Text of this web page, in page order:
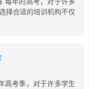
择合适的培训机构不仅
高考季，对于许多学生